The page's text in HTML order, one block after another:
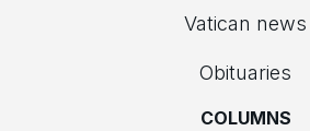
Vatican news
Obituaries
COLUMNS